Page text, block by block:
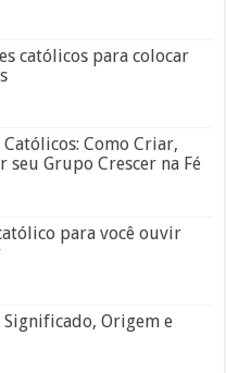
católicos para colocar
Como Criar,
seu Grupo Crescer na Fé
para você ouvir
Significado, Origem e